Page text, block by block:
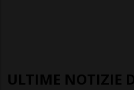
ULTIME NOTIZIE